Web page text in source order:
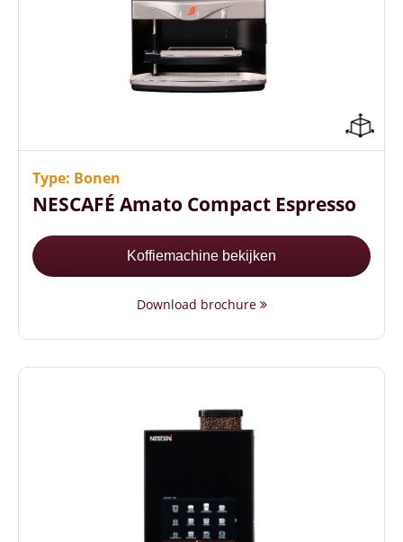
Sterkteregeling per consumptie
Energiezuinig (A++ energielabel)
Type: Bonen
NESCAFÉ Amato Compact Espresso
Koffiemachine bekijken
Download brochure